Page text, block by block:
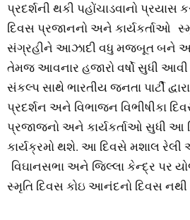
પ્રદર્શની થકી પહોંચાડવાનો
દિવસ પ્રજાનનો અને કાર્યકર્તાઓ
સંગ્રહીને આઝાદી વધુ મજબૂત બને
તેમજ આવનાર હજારો વર્ષો સુધી
સંકલ્પ સાથે ભારતીય જનતા પાર્ટી
પ્રદર્શન અને વિભાજન વિભીષીકા
પ્રજાજનો અને કાર્યકર્તાઓ સુધી આ
કાર્યક્રમો થશે. આ દિવસે મશાલ રેલી
વિઘાનસભા અને જિલ્લા કેન્દ્ર પર
સ્મૃતિ દિવસ કોઇ આનંદનો દિવસ નથી